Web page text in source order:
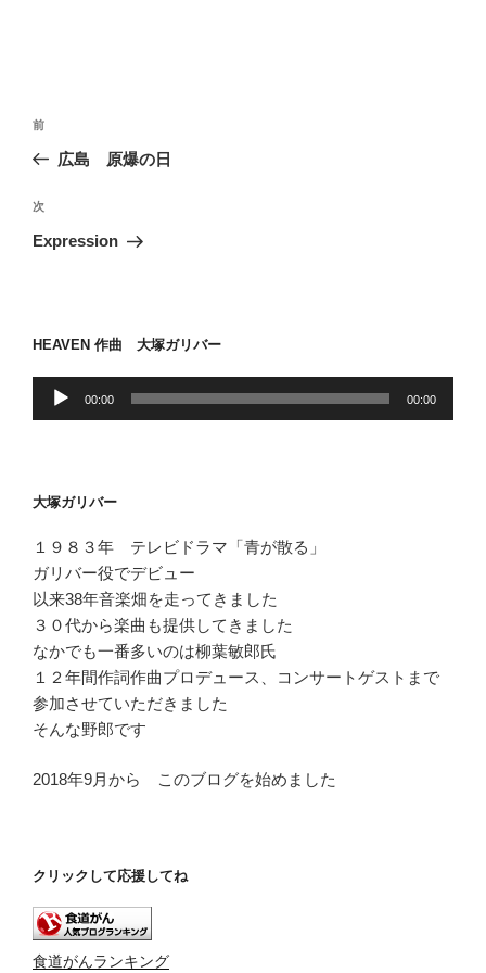
投
ナ
ビ
ゲ
ン
前
の
稿
前
広島 原爆の日
次
の
次
Expression
HEAVEN 作曲 大塚ガリバー
ー
ー
00:00 00:00
大塚ガリバー
１９８３年 テレビドラマ「青が散る」
ガリバー役でデビュー
以来38年音楽畑を走ってきました
３０代から楽曲も提供してきました
なかでも一番多いのは柳葉敏郎氏
１２年間作詞作曲プロデュース、コンサートゲストまで
参加させていただきました
そんな野郎です
2018年9月から このブログを始めました
クリックして応援してね
食道がんランキング